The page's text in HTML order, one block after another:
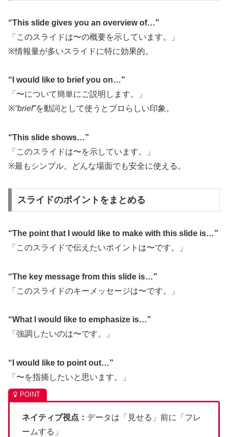
“This slide gives you an overview of…”
「このスライドは〜の概要を示しています。」
※情報量が多いスライドに特に効果的。
“I would like to brief you on…”
「〜について簡単にご説明します。」
※“brief”を動詞として使うとプロらしい印象。
“This slide shows…”
「このスライドは〜を示しています。」
※最もシンプル。どんな場面でも安全に使える。
スライドのポイントをまとめる
“The point that I would like to make with this slide is…”
「このスライドで伝えたいポイントは〜です。」
“The key message from this slide is…”
「このスライドのキーメッセージは〜です。」
“What I would like to emphasize is…”
「強調したいのは〜です。」
“I would like to point out…”
「〜を指摘したいと思います。」
ネイティブ視点： データは「見せる」前に「フレ
ームする」